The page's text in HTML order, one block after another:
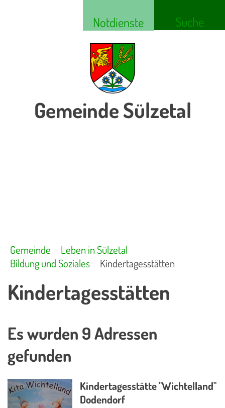
Notdienste Suche
Gemeinde Sülzetal
Gemeinde
Leben in Sülzetal
Bildung und Soziales
Kindertagesstätten
Kindertagesstätten
Es wurden 9 Adressen
gefunden
Kindertagesstätte "Wichtelland"
Dodendorf